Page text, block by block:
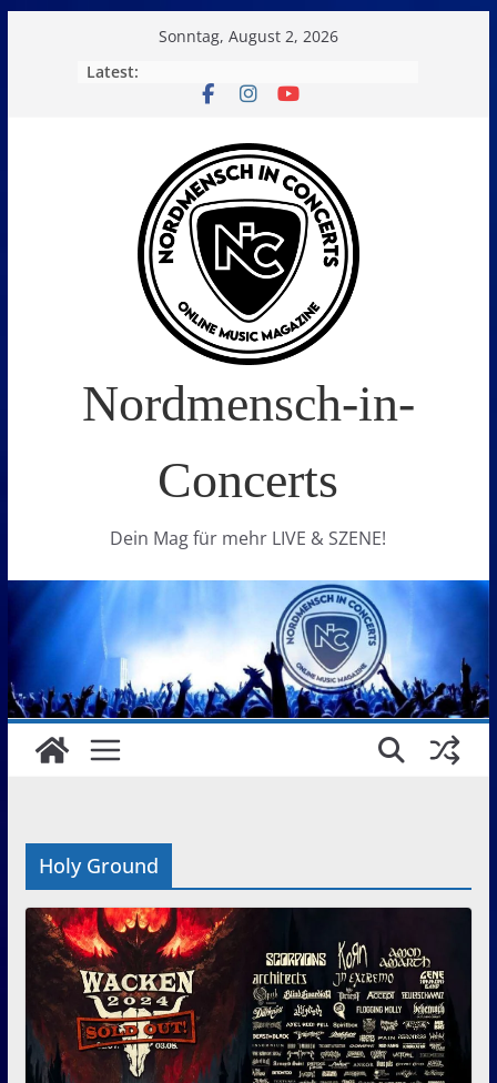
Sonntag, August 2, 2026
Latest:
Nordmensch-in-
Concerts
Dein Mag für mehr LIVE & SZENE!
Holy Ground